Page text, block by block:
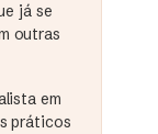
já se
outras
em
práticos